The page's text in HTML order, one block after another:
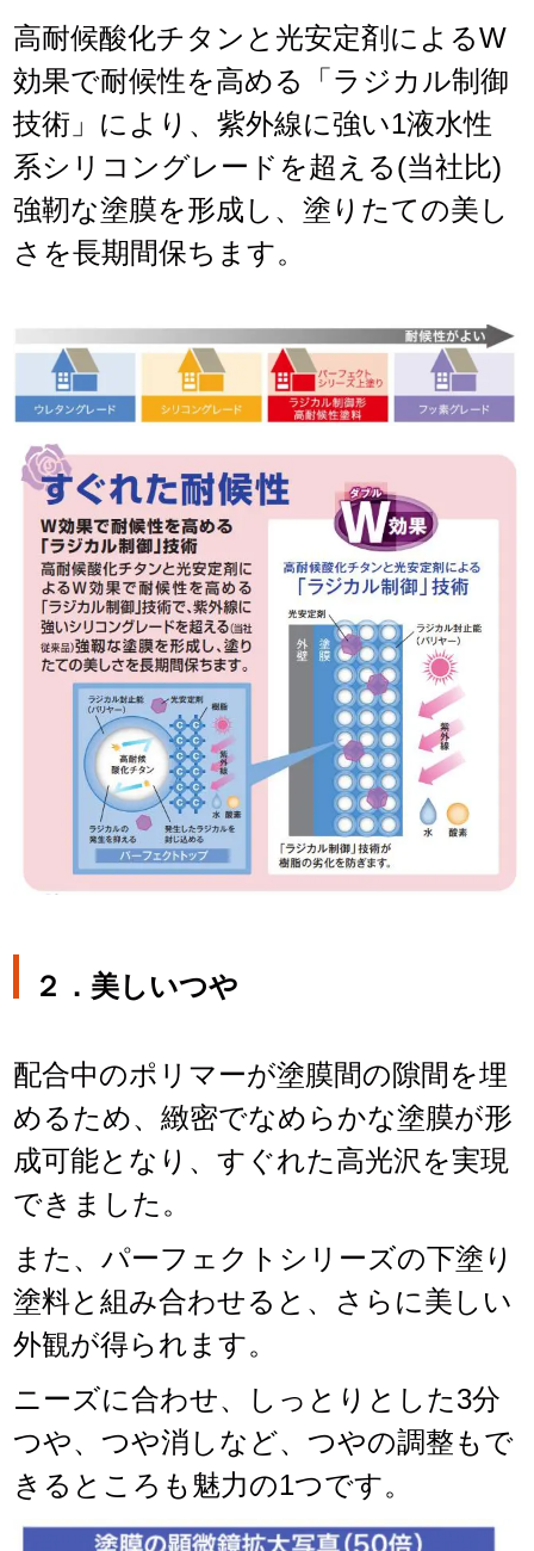
高耐候酸化チタンと光安定剤によるW
効果で耐候性を高める「ラジカル制御
技術」により、紫外線に強い1液水性
系シリコングレードを超える(当社比)
強靭な塗膜を形成し、塗りたての美し
さを長期間保ちます。
２．美しいつや
配合中のポリマーが塗膜間の隙間を埋
めるため、緻密でなめらかな塗膜が形
成可能となり、すぐれた高光沢を実現
できました。
また、パーフェクトシリーズの下塗り
塗料と組み合わせると、さらに美しい
外観が得られます。
ニーズに合わせ、しっとりとした3分
つや、つや消しなど、つやの調整もで
きるところも魅力の1つです。